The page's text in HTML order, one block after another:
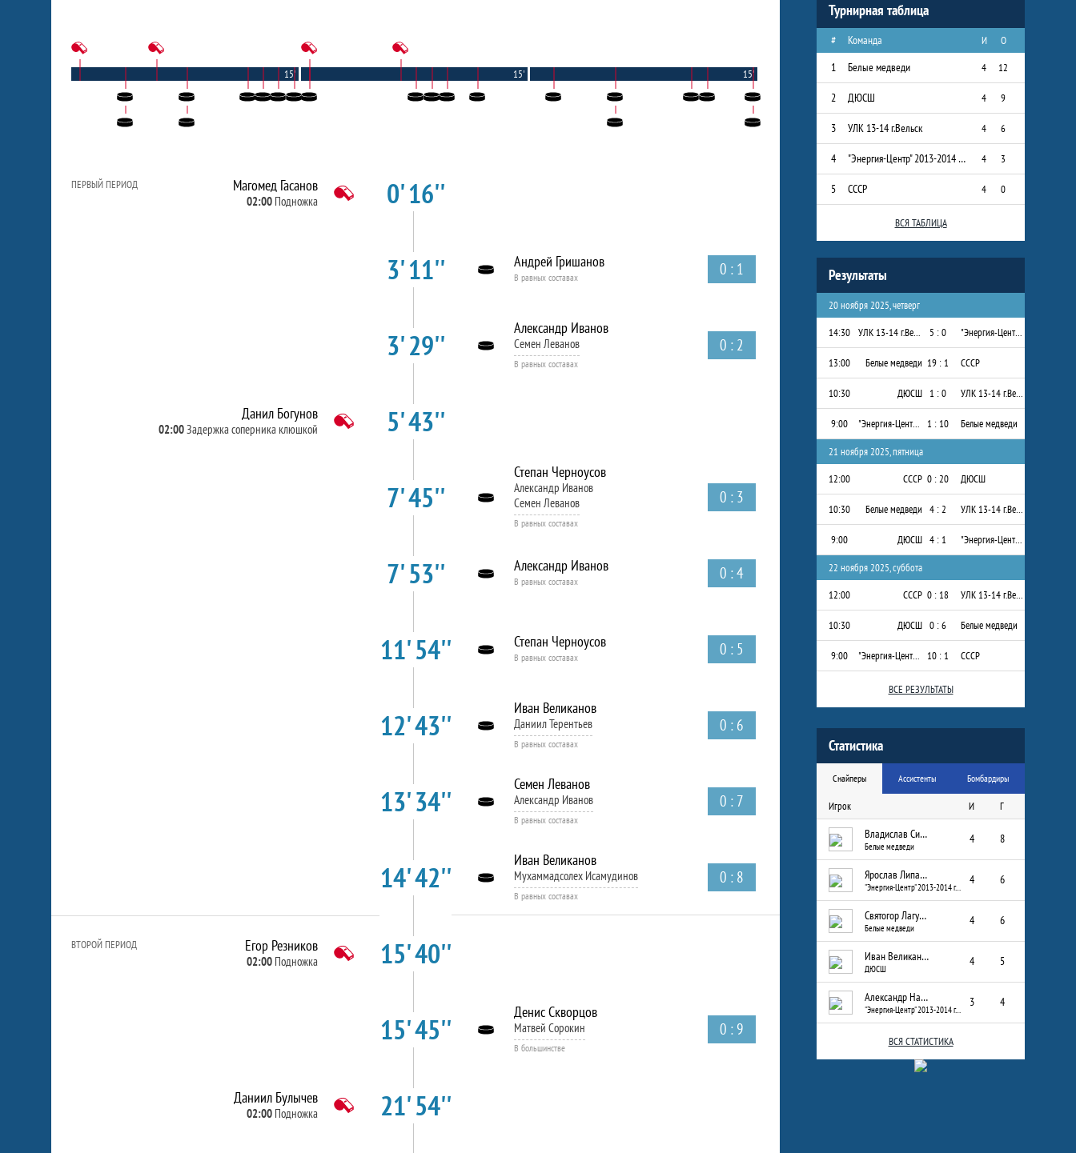
15' 15' 15'
ПЕРВЫЙ ПЕРИОД Магомед Гасанов
02:00 Подножка 0' 16''
3' 11'' Андрей Гришанов
В равных составах 0 : 1
3' 29'' Александр Иванов
Семен Леванов
В равных составах
0 : 2
Данил Богунов
02:00Задержка соперника клюшкой 5' 43''
7' 45''
Степан Черноусов
Александр Иванов
Семен Леванов
В равных составах
0 : 3
7' 53'' Александр Иванов
В равных составах 0 : 4
11' 54'' Степан Черноусов
В равных составах 0 : 5
12' 43'' Иван Великанов
Даниил Терентьев
В равных составах
0 : 6
13' 34'' Семен Леванов
Александр Иванов
В равных составах
0 : 7
14' 42'' Иван Великанов
Мухаммадсолех Исамудинов
В равных составах
0 : 8
ВТОРОЙ ПЕРИОД Егор Резников
02:00 Подножка 15' 40''
15' 45'' Денис Скворцов
Матвей Сорокин
В большинстве
0 : 9
Даниил Булычев
02:00 Подножка 21' 54''
Турнирная таблица
# Команда И О
1 Белые медведи 4 12
2 ДЮСШ 4 9
3 УЛК 13-14 г.Вельск 4 6
4 "Энергия-Центр" 2013-2014 г.р. 4 3
5 СССР 4 0
ВСЯ ТАБЛИЦА
Результаты
20 ноября 2025, четверг
14:30
УЛК 13-14 г.Вельск 5 : 0 "Энергия-Центр" 2013-2014 г.р.
13:00 Белые медведи 19 : 1 СССР
10:30 ДЮСШ 1 : 0 УЛК 13-14 г.Вельск
9:00 "Энергия-Центр" 2013-2014 г.р. 1 : 10 Белые медведи
21 ноября 2025, пятница
12:00
СССР 0 : 20 ДЮСШ
10:30 Белые медведи 4 : 2 УЛК 13-14 г.Вельск
9:00 ДЮСШ 4 : 1 "Энергия-Центр" 2013-2014 г.р.
22 ноября 2025, суббота
12:00
СССР 0 : 18 УЛК 13-14 г.Вельск
10:30 ДЮСШ 0 : 6 Белые медведи
9:00 "Энергия-Центр" 2013-2014 г.р. 10 : 1 СССР
ВСЕ РЕЗУЛЬТАТЫ
Статистика
Снайперы Ассистенты Бомбардиры
Игрок И Г
Владислав Сизых 4 8
Белые медведи
Ярослав Липатов 4 6
"Энергия-Центр" 2013-2014 г.р.
Святогор Лагуткин 4 6
Белые медведи
Иван Великанов 4 5
ДЮСШ
Александр Назаров 3 4
"Энергия-Центр" 2013-2014 г.р.
ВСЯ СТАТИСТИКА